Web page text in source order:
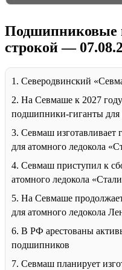
Подшипниковые
строкой —
1. Северодвинский
2. На Севмаше к 2027
подшипники-гиганты для
3. Севмаш
для атомного ледокола
4. Севмаш приступил к
атомного ледокола
5. На Севмаше
для атомного ледокола
6. В РФ арестованы
подшипников
7. Севмаш планирует